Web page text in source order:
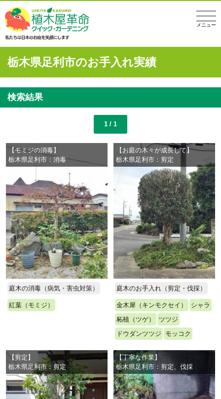
メニュー
栃木県足利市のお手入れ実績
検索結果
1 / 1
【モミジの消毒】
栃木県足利市：消毒
庭木の消毒（病気・害虫対策）
紅葉（モミジ）
【お庭の木々が成長して】
栃木県足利市：剪定
庭木のお手入れ（剪定・伐採）
金木犀（キンモクセイ）
シャラ
柘植（ツゲ）
ツツジ
ドウダンツツジ
モッコク
【剪定】
栃木県足利市：剪定
【丁寧な作業】
栃木県足利市：剪定、伐採